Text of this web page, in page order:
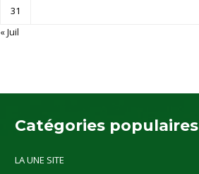
31
« Juil
Catégories populaires
LA UNE SITE